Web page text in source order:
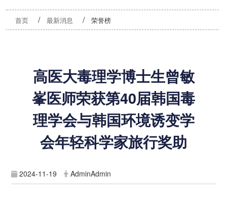
首页 最新消息 荣誉榜
高医大毒理学博士生曾敏
峯医师荣获第40届韩国毒
理学会与韩国环境诱变学
会年轻科学家旅行奖助
2024-11-19 AdminAdmin